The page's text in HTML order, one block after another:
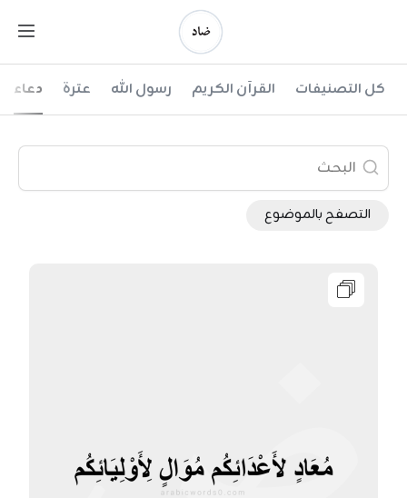
ضاد كل التصنيفات القرآن الكريم رسول الله عترة دعاء
التصفح بالموضوع